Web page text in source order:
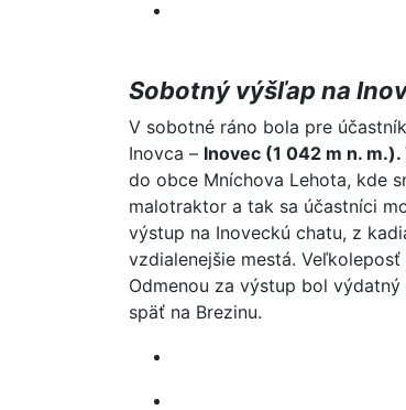
Sobotný výšľap na
V sobotné ráno bola pre
Inovca – Inovec (1 042 m n. m.).
do obce Mníchova Lehota, kde
malotraktor a tak sa účastníci
výstup na Inoveckú chatu, z
vzdialenejšie mestá.
Odmenou za výstup bol
späť na Brezinu.